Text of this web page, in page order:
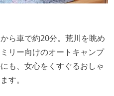
ら車で約20分。荒川を眺め
リー向けのオートキャンプ
も、女心をくすぐるおしゃ
す。